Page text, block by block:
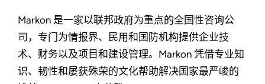
Markon 是一家以联邦政府为重点的全国性咨询公
司，专门为情报界、民用和国防机构提供企业技
术、财务以及项目和建设管理。Markon 凭借专业知
识、韧性和屡获殊荣的文化帮助解决国家最严峻的